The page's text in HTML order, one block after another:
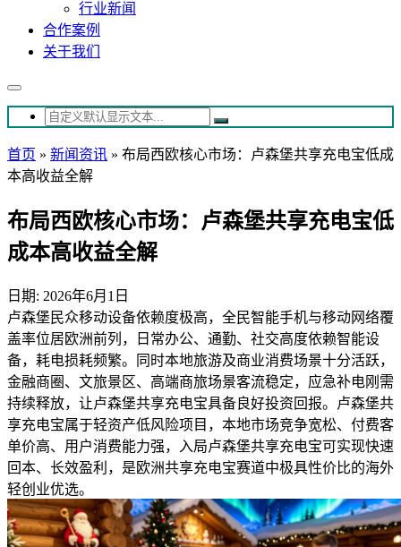
行业新闻
合作案例
关于我们
首页 » 新闻资讯 » 布局西欧核心市场：卢森堡共享充电宝低成
本高收益全解
布局西欧核心市场：卢森堡共享充电宝低
成本高收益全解
日期: 2026年6月1日
卢森堡民众移动设备依赖度极高，全民智能手机与移动网络覆
盖率位居欧洲前列，日常办公、通勤、社交高度依赖智能设
备，耗电损耗频繁。同时本地旅游及商业消费场景十分活跃，
金融商圈、文旅景区、高端商旅场景客流稳定，应急补电刚需
持续释放，让卢森堡共享充电宝具备良好投资回报。卢森堡共
享充电宝属于轻资产低风险项目，本地市场竞争宽松、付费客
单价高、用户消费能力强，入局卢森堡共享充电宝可实现快速
回本、长效盈利，是欧洲共享充电宝赛道中极具性价比的海外
轻创业优选。